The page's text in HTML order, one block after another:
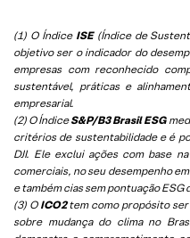
(1) O Índice ISE(Índice de
objetivo ser o indicador do
empresas com reconhecido
sustentável, práticas e
empresarial.
(2) O ÍndiceS&P/B3 Brasil ESG
critérios de sustentabilidade e é
DJI. Ele exclui ações com base
comerciais, no seu desempenho
e também cias sem pontuação ESG
(3) O ICO2tem como propósito
sobre mudança do clima no